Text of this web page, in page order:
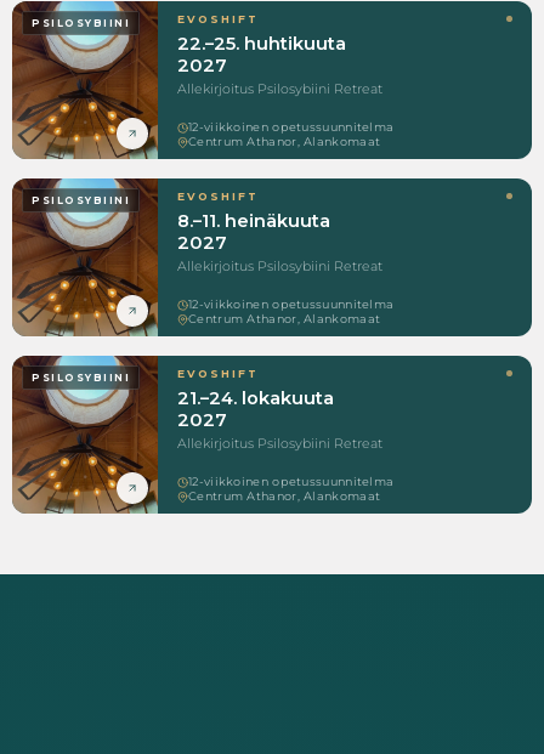
PSILOSYBIINI EVOSHIFT
22.–25. huhtikuuta
2027
Allekirjoitus Psilosybiini Retreat
12-viikkoinen opetussuunnitelma
Centrum Athanor, Alankomaat
PSILOSYBIINI EVOSHIFT
8.–11. heinäkuuta
2027
Allekirjoitus Psilosybiini Retreat
12-viikkoinen opetussuunnitelma
Centrum Athanor, Alankomaat
PSILOSYBIINI EVOSHIFT
21.–24. lokakuuta
2027
Allekirjoitus Psilosybiini Retreat
12-viikkoinen opetussuunnitelma
Centrum Athanor, Alankomaat